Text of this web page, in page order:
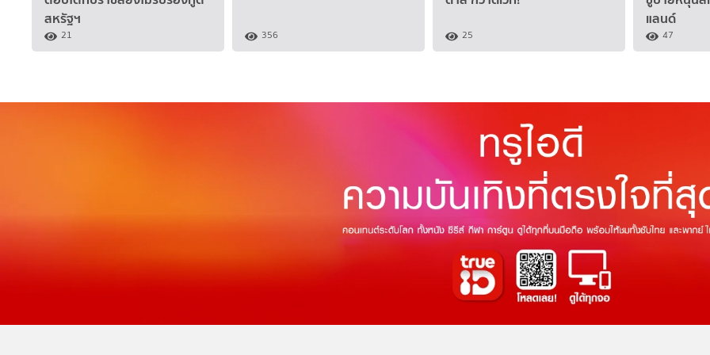
สหรัฐฯ
21 356 25
แลนด์
47